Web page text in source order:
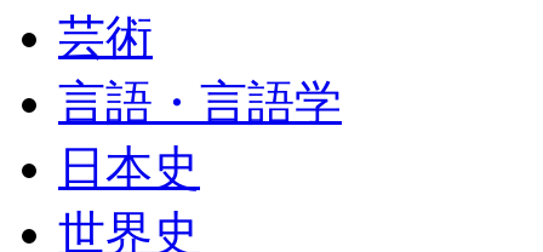
芸術
言語・言語学
日本史
世界史